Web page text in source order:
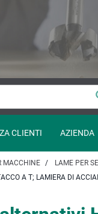
CLIENTI AZIENDA
MACCHINE LAME PER
A T; LAMIERA DI